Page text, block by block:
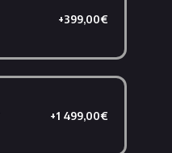
+399,00€
+1 499,00€